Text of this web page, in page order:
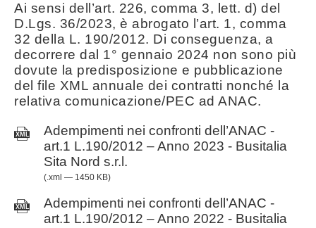
Ai sensi dell’art. 226, comma 3, lett. d) del
D.Lgs. 36/2023, è abrogato l’art. 1, comma
32 della L. 190/2012. Di conseguenza, a
decorrere dal 1° gennaio 2024 non sono più
dovute la predisposizione e pubblicazione
del file XML annuale dei contratti nonché la
relativa comunicazione/PEC ad ANAC.
Adempimenti nei confronti dell’ANAC -
art.1 L.190/2012 – Anno 2023 - Busitalia
Sita Nord s.r.l.
(.xml — 1450 KB)
Adempimenti nei confronti dell’ANAC -
art.1 L.190/2012 – Anno 2022 - Busitalia